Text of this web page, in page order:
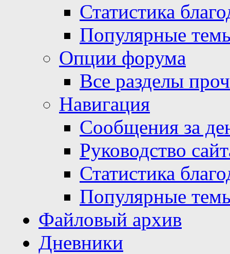
Статистика
Популярные
Опции форума
Все разделы
Навигация
Сообщения за
Руководство
Статистика
Популярные
Файловый архив
Дневники